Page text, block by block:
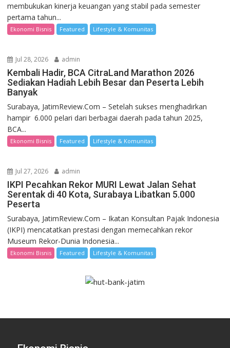
membukukan kinerja keuangan yang stabil pada semester
pertama tahun...
Ekonomi Bisnis Featured Lifestyle & Komunitas
Jul 28, 2026 admin
Kembali Hadir, BCA CitraLand Marathon 2026
Sediakan Hadiah Lebih Besar dan Peserta Lebih
Banyak
Surabaya, JatimReview.Com – Setelah sukses menghadirkan
hampir 6.000 pelari dari berbagai daerah pada tahun 2025,
BCA...
Ekonomi Bisnis Featured Lifestyle & Komunitas
Jul 27, 2026 admin
IKPI Pecahkan Rekor MURI Lewat Jalan Sehat
Serentak di 40 Kota, Surabaya Libatkan 5.000
Peserta
Surabaya, JatimReview.Com – Ikatan Konsultan Pajak Indonesia
(IKPI) mencatatkan prestasi dengan memecahkan rekor
Museum Rekor-Dunia Indonesia...
Ekonomi Bisnis Featured Lifestyle & Komunitas